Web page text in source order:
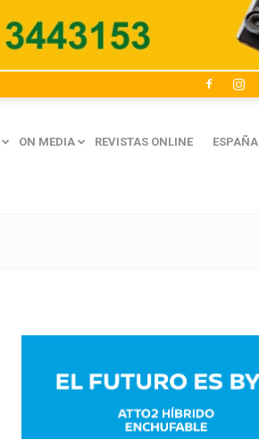
ON MEDIA REVISTAS ONLINE ESPAÑA